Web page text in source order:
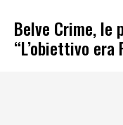
Belve Crime, le
“L’obiettivo era